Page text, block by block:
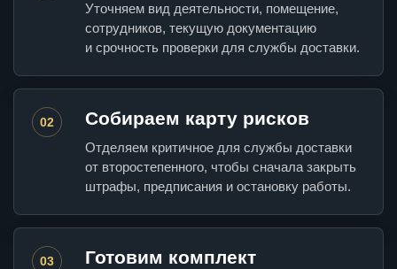
Уточняем вид деятельности, помещение,
сотрудников, текущую документацию
и срочность проверки для службы доставки.
02 Собираем карту рисков
Отделяем критичное для службы доставки
от второстепенного, чтобы сначала закрыть
штрафы, предписания и остановку работы.
03 Готовим комплект